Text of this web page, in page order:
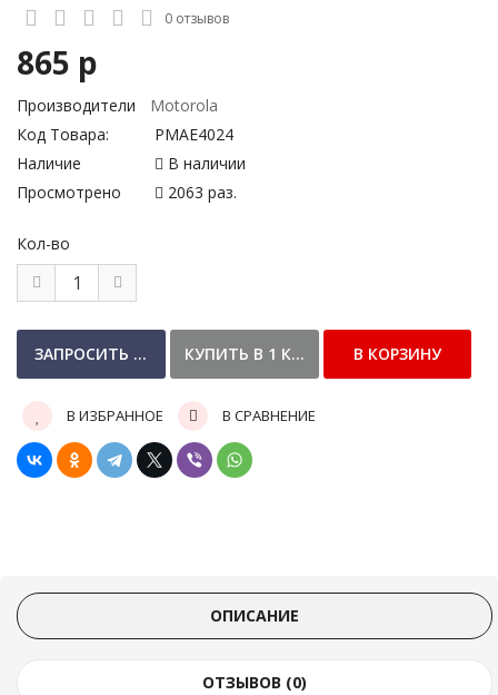
0 отзывов
865 р
Производители
Motorola
Код Товара:
PMAE4024
Наличие
В наличии
Просмотрено
2063 раз.
Кол-во
В ИЗБРАННОЕ В СРАВНЕНИЕ
ОПИСАНИЕ
ОТЗЫВОВ (0)